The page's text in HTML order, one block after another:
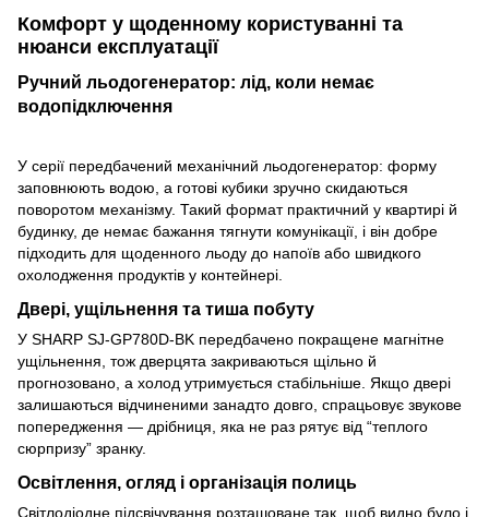
Комфорт у щоденному користуванні та
нюанси експлуатації
Ручний льодогенератор: лід, коли немає
водопідключення
У серії передбачений механічний льодогенератор: форму
заповнюють водою, а готові кубики зручно скидаються
поворотом механізму. Такий формат практичний у квартирі й
будинку, де немає бажання тягнути комунікації, і він добре
підходить для щоденного льоду до напоїв або швидкого
охолодження продуктів у контейнері.
Двері, ущільнення та тиша побуту
У SHARP SJ-GP780D-BK передбачено покращене магнітне
ущільнення, тож дверцята закриваються щільно й
прогнозовано, а холод утримується стабільніше. Якщо двері
залишаються відчиненими занадто довго, спрацьовує звукове
попередження — дрібниця, яка не раз рятує від “теплого
сюрпризу” зранку.
Освітлення, огляд і організація полиць
Світлодіодне підсвічування розташоване так, щоб видно було і